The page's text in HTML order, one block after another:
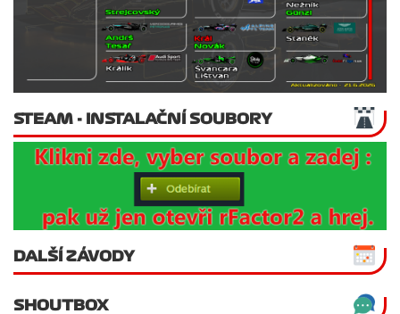
STEAM - INSTALAČNÍ SOUBORY
DALŠÍ ZÁVODY
SHOUTBOX